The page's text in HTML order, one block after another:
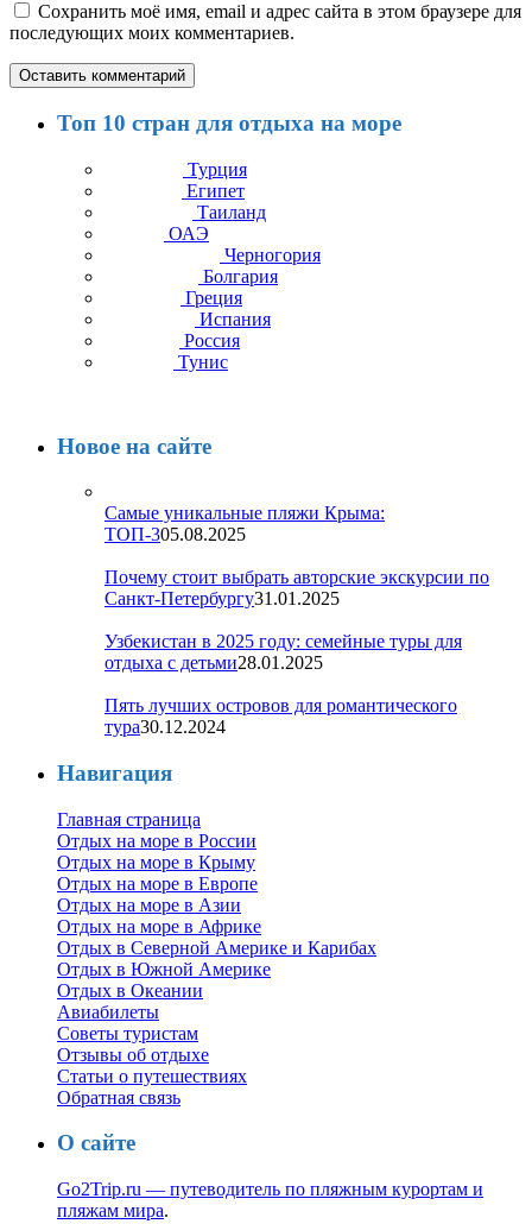
Сохранить моё имя, email и адрес сайта в этом браузере для
последующих моих комментариев.
Топ 10 стран для отдыха на море
Турция
Египет
Таиланд
ОАЭ
Черногория
Болгария
Греция
Испания
Россия
Тунис
Новое на сайте
Самые уникальные пляжи Крыма:
ТОП-305.08.2025
Почему стоит выбрать авторские экскурсии по
Санкт-Петербургу31.01.2025
Узбекистан в 2025 году: семейные туры для
отдыха с детьми28.01.2025
Пять лучших островов для романтического
тура30.12.2024
Навигация
Главная страница
Отдых на море в России
Отдых на море в Крыму
Отдых на море в Европе
Отдых на море в Азии
Отдых на море в Африке
Отдых в Северной Америке и Карибах
Отдых в Южной Америке
Отдых в Океании
Авиабилеты
Советы туристам
Отзывы об отдыхе
Статьи о путешествиях
Обратная связь
О сайте
Go2Trip.ru — путеводитель по пляжным курортам и
пляжам мира.